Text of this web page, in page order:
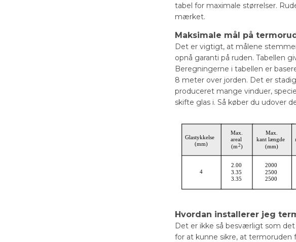
tabel for maximale størrelser.
mærket.
Maksimale mål på
Det er vigtigt, at målene
opnå garanti på ruden. Tabellen
Beregningerne i tabellen er
8 meter over jorden. Det er
produceret mange vinduer,
skifte glas i. Så køber du udover
Hvordan installerer jeg
Det er ikke så besværligt som
for at kunne sikre, at